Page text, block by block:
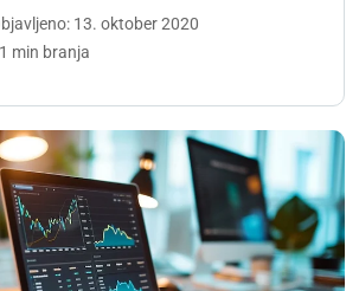
13. oktober 2020
min branja